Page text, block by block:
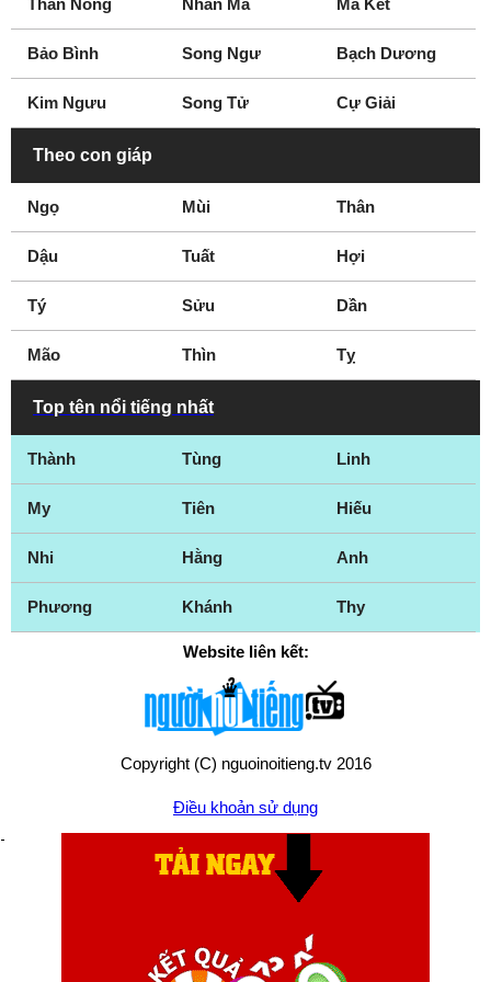
Cao Bằng
Đắk Nông
Điện Biên
Đồng Nai
Đồng Tháp
Gia Lai
Hà Giang
Hà Nam
Thần Nông Nhân Mã Ma Kết
Bảo Bình Song Ngư Bạch Dương
Kim Ngưu Song Tử Cự Giải
Theo con giáp
Ngọ Mùi Thân
Dậu Tuất Hợi
Tý Sửu Dần
Mão Thìn Tỵ
Top tên nổi tiếng nhất
Thành Tùng Linh
My Tiên Hiếu
Nhi Hằng Anh
Phương Khánh Thy
Website liên kết:
Copyright (C) nguoinoitieng.tv 2016
Điều khoản sử dụng